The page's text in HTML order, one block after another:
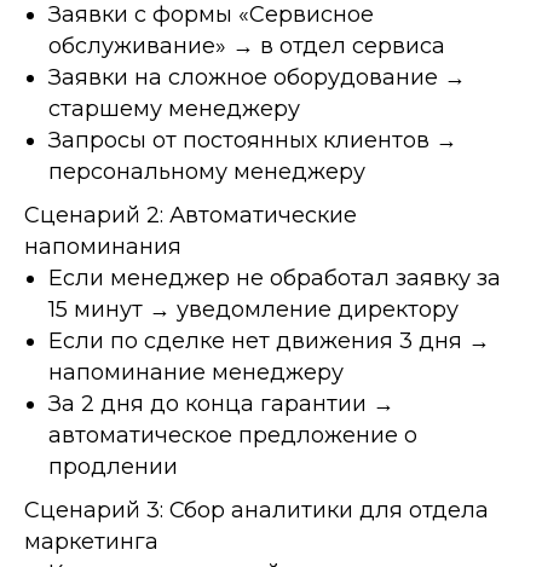
Заявки с формы «Сервисное
обслуживание» → в отдел сервиса
Заявки на сложное оборудование →
старшему менеджеру
Запросы от постоянных клиентов →
персональному менеджеру
Сценарий 2: Автоматические
напоминания
Если менеджер не обработал заявку за
15 минут → уведомление директору
Если по сделке нет движения 3 дня →
напоминание менеджеру
За 2 дня до конца гарантии →
автоматическое предложение о
продлении
Сценарий 3: Сбор аналитики для отдела
маркетинга